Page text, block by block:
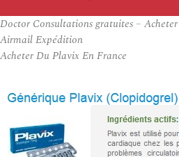
Doctor Consultations gratuites –
Airmail Expédition
Acheter Du Plavix En France